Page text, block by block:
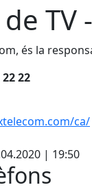
TV
és la
22
ca/
| 19:50